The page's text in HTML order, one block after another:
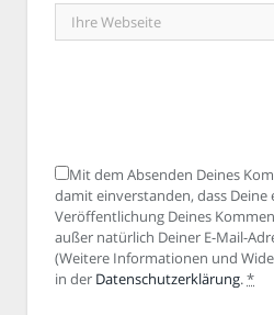
Mit dem Absenden Deines
damit einverstanden, dass Deine
Veröffentlichung Deines
außer natürlich Deiner E-Mail-
(Weitere Informationen und
in der Datenschutzerklärung.*